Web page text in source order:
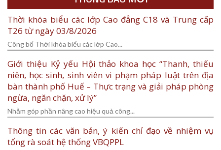
Thời khóa biểu các lớp Cao đẳng C18 và Trung cấp
T26 từ ngày 03/8/2026
Công bố Thời khóa biểu các lớp Cao...
Giới thiệu Kỷ yếu Hội thảo khoa học “Thanh, thiếu
niên, học sinh, sinh viên vi phạm pháp luật trên địa
bàn thành phố Huế – Thực trạng và giải pháp phòng
ngừa, ngăn chặn, xử lý”
Nhằm góp phần nâng cao hiệu quả công...
Thông tin các văn bản, ý kiến chỉ đạo về nhiệm vụ
tổng rà soát hệ thống VBQPPL